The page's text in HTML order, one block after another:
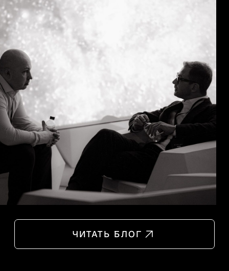
Оставьте заявку — команда
свяжется, чтобы понять ваш запрос
и рассказать, чем клуб может быть
12 ПОДАТЬ ЗАЯВКУ
Следующий
шаг— ЭВОЛЮТ
МЫ НЕ ВЕРИМ В ЧУДЕСА, МЫ ВЕРИМ
ДРУГ В ДРУГА · ЭВОЛЮТ